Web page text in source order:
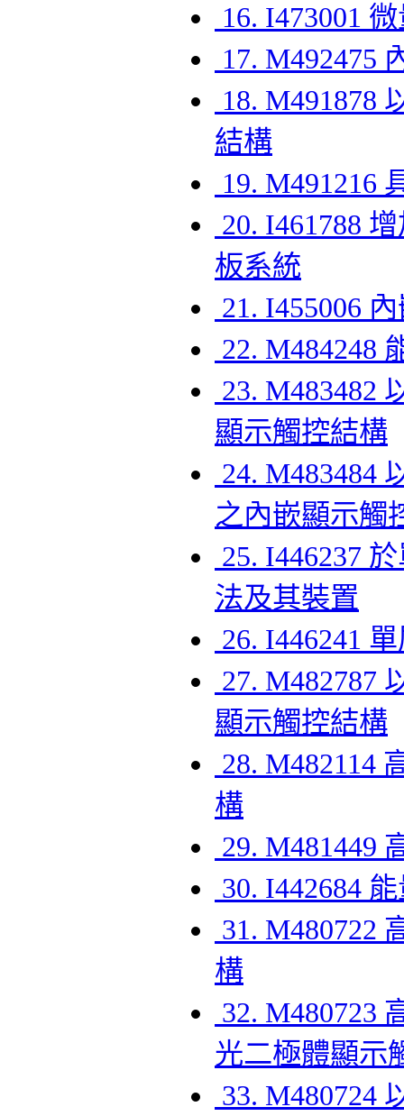
16. I473001
17. M492475
18. M491878
結構
19. M491216
20. I461788
板系統
21. I455006
22. M484248
23. M483482
顯示觸控結構
24. M483484
之內嵌顯示觸
25. I446237
法及其裝置
26. I446241
27. M482787
顯示觸控結構
28. M482114
構
29. M481449
30. I442684
31. M480722
構
32. M480723
光二極體顯示
33. M480724